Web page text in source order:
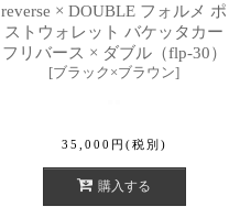
reverse × DOUBLE フォルメ ポ
ストウォレット バケッタカー
フリバース × ダブル（flp-30）
[ブラック×ブラウン]
35,000 円 (税別)
購入する